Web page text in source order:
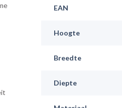
EAN
Hoogte
Breedte
Diepte